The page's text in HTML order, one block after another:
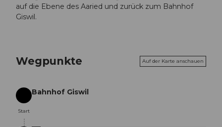
auf die Ebene des Aaried und zurück zum Bahnhof
Giswil.
Wegpunkte Auf der Karte anschauen
Start
Start
Bahnhof Giswil